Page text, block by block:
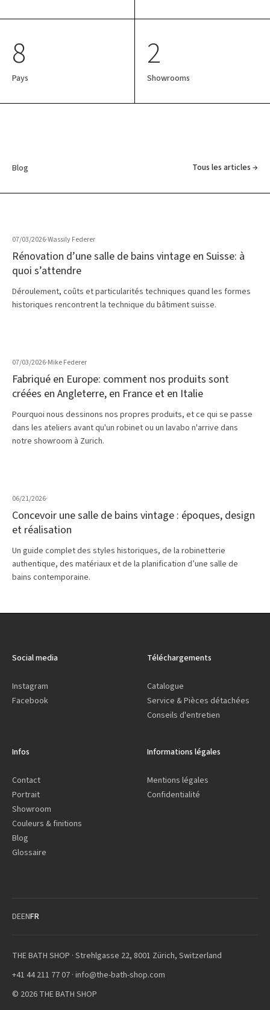
8
Pays
2
Showrooms
Blog Tous les articles →
07/03/2026·Wassily Federer
Rénovation d’une salle de bains vintage en Suisse: à
quoi s’attendre
Déroulement, coûts et particularités techniques quand les formes
historiques rencontrent la technique du bâtiment suisse.
07/03/2026·Mike Federer
Fabriqué en Europe: comment nos produits sont
créées en Angleterre, en France et en Italie
Pourquoi nous dessinons nos propres produits, et ce qui se passe
dans les ateliers avant qu'un robinet ou un lavabo n'arrive dans
notre showroom à Zurich.
06/21/2026·
Concevoir une salle de bains vintage : époques, design
et réalisation
Un guide complet des styles historiques, de la robinetterie
authentique, des matériaux et de la planification d’une salle de
bains contemporaine.
Social media
Instagram
Facebook
Téléchargements
Catalogue
Service & Pièces détachées
Conseils d'entretien
Infos
Contact
Portrait
Showroom
Couleurs & finitions
Blog
Glossaire
Informations légales
Mentions légales
Confidentialité
DEENFR
THE BATH SHOP · Strehlgasse 22, 8001 Zürich, Switzerland
+41 44 211 77 07 · info@the-bath-shop.com
© 2026 THE BATH SHOP